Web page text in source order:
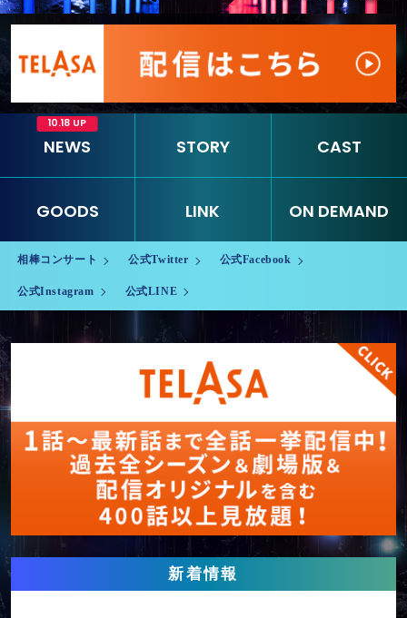
NEWS
10.18 UP
STORY CAST
GOODS LINK ON DEMAND
相棒コンサート 公式Twitter 公式Facebook
公式Instagram 公式LINE
新着情報